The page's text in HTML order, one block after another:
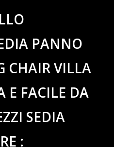
PANNO
CHAIR VILLA
E FACILE DA
SEDIA
: